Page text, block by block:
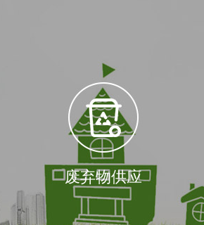
废弃物供应